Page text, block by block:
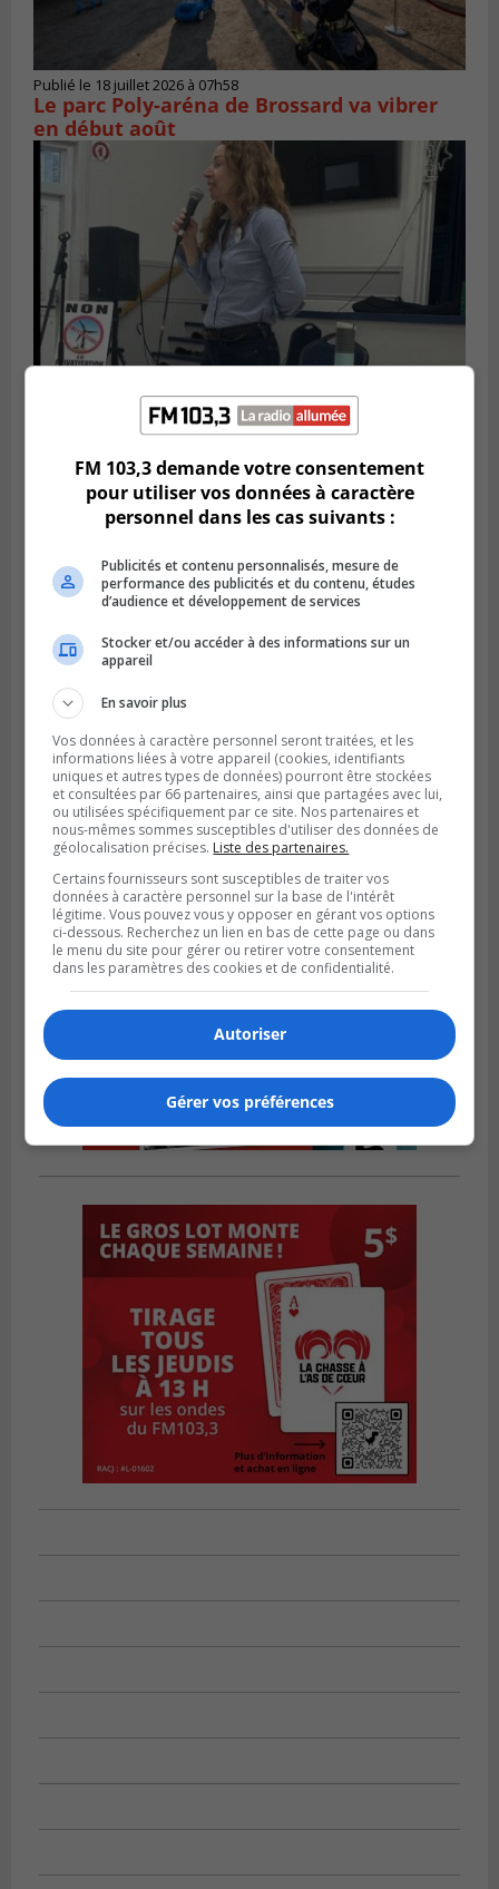
Publié le 18 juillet 2026 à 07h58
Le parc Poly-aréna de Brossard va vibrer
en début août
Publié le 6 juillet 2026 à 11h18
Climat Québec dévoile deux candidats
pour l’Agglomération
Publié le 6 juillet 2026 à 09h33
Longueuil conclue un contrat pour
valoriser des cendres d’incinération
FM 103,3 demande votre consentement
pour utiliser vos données à caractère
personnel dans les cas suivants :
Publicités et contenu personnalisés, mesure de
performance des publicités et du contenu, études
d’audience et développement de services
Stocker et/ou accéder à des informations sur un
appareil
En savoir plus
Vos données à caractère personnel seront traitées, et les
informations liées à votre appareil (cookies, identifiants
uniques et autres types de données) pourront être stockées
et consultées par 66 partenaires, ainsi que partagées avec lui,
ou utilisées spécifiquement par ce site. Nos partenaires et
nous-mêmes sommes susceptibles d'utiliser des données de
géolocalisation précises. Liste des partenaires.
Certains fournisseurs sont susceptibles de traiter vos
données à caractère personnel sur la base de l'intérêt
légitime. Vous pouvez vous y opposer en gérant vos options
ci-dessous. Recherchez un lien en bas de cette page ou dans
le menu du site pour gérer ou retirer votre consentement
dans les paramètres des cookies et de confidentialité.
Autoriser
Gérer vos préférences